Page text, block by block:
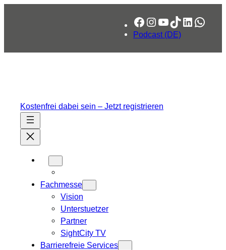
Facebook
Instagram
YouTube
TikTok
LinkedIn
Podcast (DE)
Kostenfrei dabei sein – Jetzt registrieren
Fachmesse
Vision
Unterstuetzer
Partner
SightCity TV
Barrierefreie Services